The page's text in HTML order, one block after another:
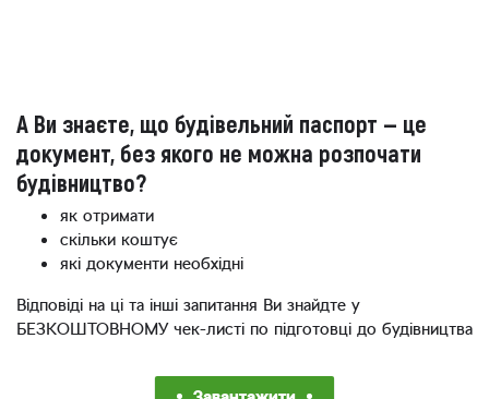
А Ви знаєте, що будівельний паспорт — це
документ, без якого не можна розпочати
будівництво?
як отримати
скільки коштує
які документи необхідні
Відповіді на ці та інші запитання Ви знайдте у
БЕЗКОШТОВНОМУ чек-листі по підготовці до будівництва